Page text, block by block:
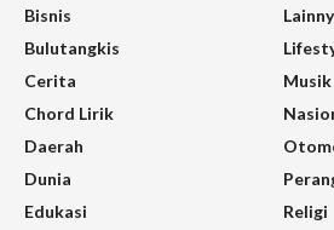
Bisnis
Bulutangkis
Cerita
Chord Lirik
Daerah
Dunia
Edukasi
Musik
Religi